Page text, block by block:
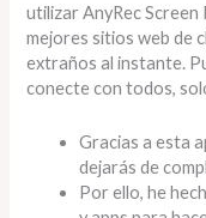
utilizar AnyRec Screen
mejores sitios web de
extraños al instante.
conecte con todos,
Gracias a esta
dejarás de
Por ello, he